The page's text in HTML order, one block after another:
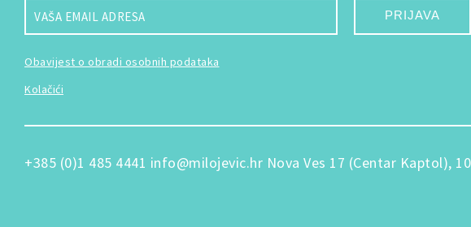
PRIJAVA
Obavijest o obradi osobnih podataka
Kolačići
+385 (0)1 485 4441 info@milojevic.hr Nova Ves 17 (Centar Kaptol),